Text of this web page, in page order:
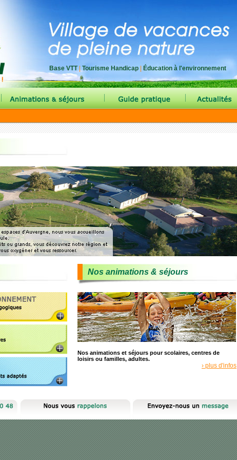
Nos animations & séjours
Nos animations et séjours pour scolaires, centres de
loisirs ou familles, adultes.
› plus d'infos
| | |
Base VTT|Tourisme Handicap Éducation à l'environnement